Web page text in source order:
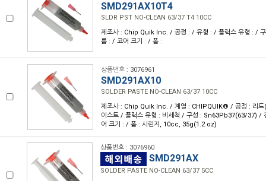
SMD291AX10T4
SLDR PST NO-CLEAN 63/37 T4 10CC
제조사 : Chip Quik Inc. / 공정 : / 유형 : / 플럭스 유형 : /
름 : / 코어 크기 : / 폼 :
상품번호 : 3076961
SMD291AX10
SOLDER PASTE NO-CLEAN 63/37 10CC
제조사 : Chip Quik Inc. / 계열 : CHIPQUIK® / 공정 : 리드
이스트 / 플럭스 유형 : 비세척 / 구성 : Sn63Pb37(63/37) /
어 크기 : / 폼 : 시린지, 10cc, 35g(1.2 oz)
상품번호 : 3076960
SMD291AX
SOLDER PASTE NO-CLEAN 63/37 5CC